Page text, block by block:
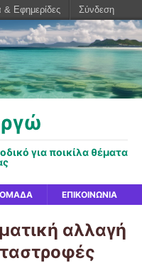
για ποικίλα θέματα
ΟΜΆΔΑ ΕΠΙΚΟΙΝΩΝΊΑ
αλλαγή
& Εφημερίδες Σύνδεση